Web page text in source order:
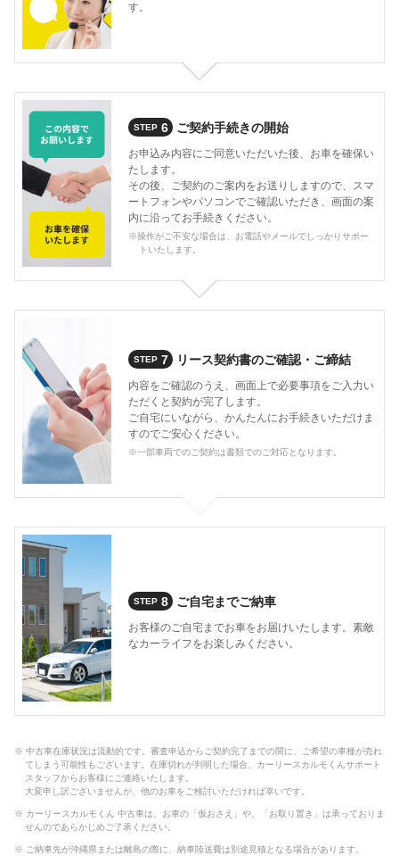
す。
STEP 6 ご契約手続きの開始
お申込み内容にご同意いただいた後、お車を確保い
たします。
その後、ご契約のご案内をお送りしますので、スマ
ートフォンやパソコンでご確認いただき、画面の案
内に沿ってお手続きください。
※操作がご不安な場合は、お電話やメールでしっかりサポー
トいたします。
STEP 7 リース契約書のご確認・ご締結
内容をご確認のうえ、画面上で必要事項をご入力い
ただくと契約が完了します。
ご自宅にいながら、かんたんにお手続きいただけま
すのでご安心ください。
※一部車両でのご契約は書類でのご対応となります。
STEP 8 ご自宅までご納車
お客様のご自宅までお車をお届けいたします。素敵
なカーライフをお楽しみください。
※ 中古車在庫状況は流動的です。審査申込からご契約完了までの間に、ご希望の車種が売れ
てしまう可能性もございます。在庫切れが判明した場合、カーリースカルモくんサポート
スタッフからお客様にご連絡いたします。
大変申し訳ございませんが、他のお車をご検討いただければ幸いです。
※ カーリースカルモくん 中古車は、お車の「仮おさえ」や、「お取り置き」は承っておりま
せんのであらかじめご了承ください。
※ ご納車先が沖縄県または離島の際に、納車陸送費は別途見積となる場合があります。